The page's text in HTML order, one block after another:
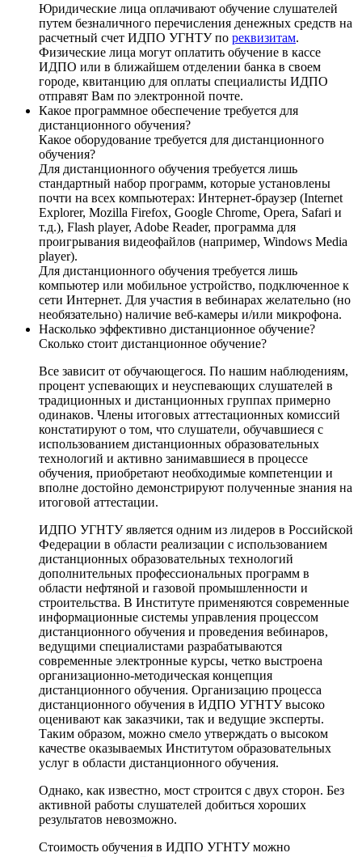
Юридические лица оплачивают обучение слушателей
путем безналичного перечисления денежных средств на
расчетный счет ИДПО УГНТУ по реквизитам.
Физические лица могут оплатить обучение в кассе
ИДПО или в ближайшем отделении банка в своем
городе, квитанцию для оплаты специалисты ИДПО
отправят Вам по электронной почте.
Какое программное обеспечение требуется для
дистанционного обучения?
Какое оборудование требуется для дистанционного
обучения?
Для дистанционного обучения требуется лишь
стандартный набор программ, которые установлены
почти на всех компьютерах: Интернет-браузер (Internet
Explorer, Mozilla Firefox, Google Chrome, Opera, Safari и
т.д.), Flash player, Adobe Reader, программа для
проигрывания видеофайлов (например, Windows Media
player).
Для дистанционного обучения требуется лишь
компьютер или мобильное устройство, подключенное к
сети Интернет. Для участия в вебинарах желательно (но
необязательно) наличие веб-камеры и/или микрофона.
Насколько эффективно дистанционное обучение?
Сколько стоит дистанционное обучение?
Все зависит от обучающегося. По нашим наблюдениям,
процент успевающих и неуспевающих слушателей в
традиционных и дистанционных группах примерно
одинаков. Члены итоговых аттестационных комиссий
констатируют о том, что слушатели, обучавшиеся с
использованием дистанционных образовательных
технологий и активно занимавшиеся в процессе
обучения, приобретают необходимые компетенции и
вполне достойно демонстрируют полученные знания на
итоговой аттестации.
ИДПО УГНТУ является одним из лидеров в Российской
Федерации в области реализации с использованием
дистанционных образовательных технологий
дополнительных профессиональных программ в
области нефтяной и газовой промышленности и
строительства. В Институте применяются современные
информационные системы управления процессом
дистанционного обучения и проведения вебинаров,
ведущими специалистами разрабатываются
современные электронные курсы, четко выстроена
организационно-методическая концепция
дистанционного обучения. Организацию процесса
дистанционного обучения в ИДПО УГНТУ высоко
оценивают как заказчики, так и ведущие эксперты.
Таким образом, можно смело утверждать о высоком
качестве оказываемых Институтом образовательных
услуг в области дистанционного обучения.
Однако, как известно, мост строится с двух сторон. Без
активной работы слушателей добиться хороших
результатов невозможно.
Стоимость обучения в ИДПО УГНТУ можно